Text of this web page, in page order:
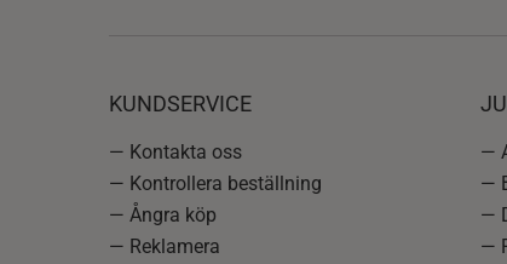
KUNDSERVICE
— Kontakta oss
— Kontrollera beställning
— Ångra köp
— Reklamera
—
—
—
—